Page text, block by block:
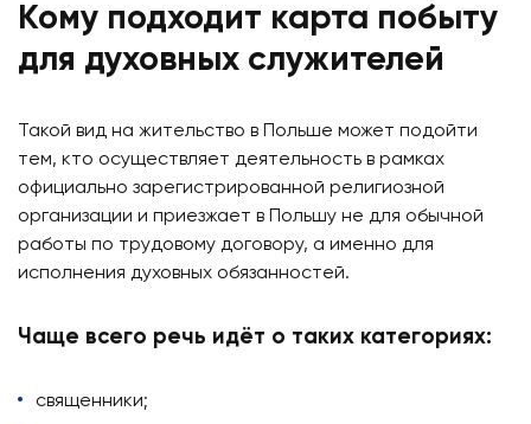
Кому подходит карта побыту
для духовных служителей
Такой вид на жительство в Польше может подойти
тем, кто осуществляет деятельность в рамках
официально зарегистрированной религиозной
организации и приезжает в Польшу не для обычной
работы по трудовому договору, а именно для
исполнения духовных обязанностей.
Чаще всего речь идёт о таких категориях:
священники;